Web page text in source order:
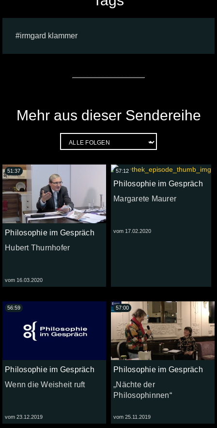
irmgard klammer
Mehr aus dieser Sendereihe
Philosophie im Gespräch
Hubert Thurnhofer
vom 16.03.2020
51:37
Philosophie im Gespräch
Margarete Maurer
vom 17.02.2020
57:12
Philosophie im Gespräch
Wenn die Weisheit ruft
vom 23.12.2019
56:59
Philosophie im Gespräch
„Nächte der
Philosophinnen“
vom 25.11.2019
57:00